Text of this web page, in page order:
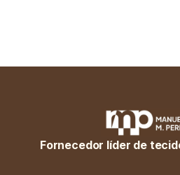
Fornecedor líder de